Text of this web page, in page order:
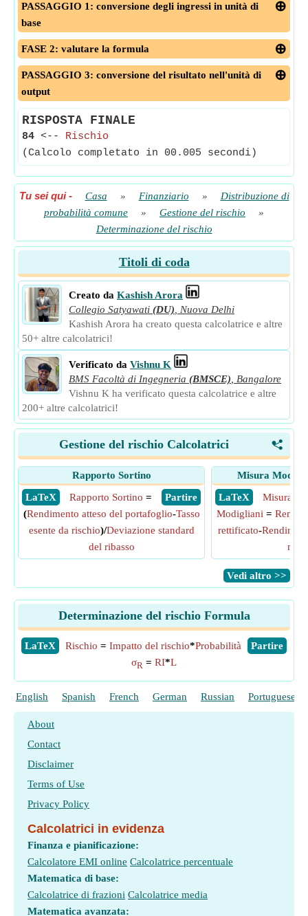
PASSAGGIO 1: conversione degli ingressi in unità di
base
FASE 2: valutare la formula
PASSAGGIO 3: conversione del risultato nell'unità di
output
RISPOSTA FINALE
84 <-- Rischio
(Calcolo completato in 00.005 secondi)
Tu sei qui- Casa » Finanziario »
Distribuzione di
probabilità comune
» Gestione del rischio
»
Determinazione del rischio
Titoli di coda
Creato da Kashish Arora
Collegio Satyawati (DU)
Nuova Delhi
Kashish Arora ha creato questa calcolatrice e altre
50+ altre calcolatrici!
Verificato da Vishnu K
BMS Facoltà di Ingegneria (BMSCE)
Bangalore
Vishnu K ha verificato questa calcolatrice e altre
200+ altre calcolatrici!
<
Gestione del rischio Calcolatrici
Rapporto Sortino
​ LaTeX
​ Partire
Rapporto Sortino =
(Rendimento atteso del portafoglio-Tasso
esente da rischio)/Deviazione standard
del ribasso
Misura
​ LaTeX
Misura
Modigliani =
rettificato-
​Vedi altro >>
Determinazione del rischio Formula
​LaTeX ​Partire
Rischio = Impatto del rischio*Probabilità
σR = RI*L
English Spanish French German Russian Portuguese
About
Contact
Disclaimer
Terms of Use
Privacy Policy
Calcolatrici in evidenza
Finanza e pianificazione:
Calcolatore EMI online Calcolatrice percentuale
Matematica di base:
Calcolatrice di frazioni Calcolatrice media
Matematica avanzata: